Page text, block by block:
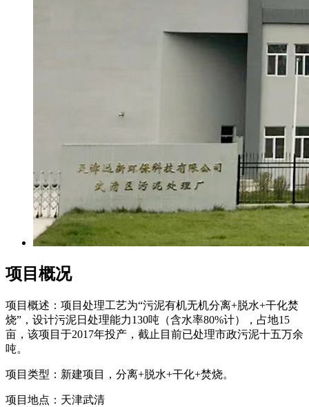
项目概况
项目概述：项目处理工艺为“污泥有机无机分离+脱水+干化焚
烧”，设计污泥日处理能力130吨（含水率80%计），占地15
亩，该项目于2017年投产，截止目前已处理市政污泥十五万余
吨。
项目类型：新建项目，分离+脱水+干化+焚烧。
项目地点：天津武清